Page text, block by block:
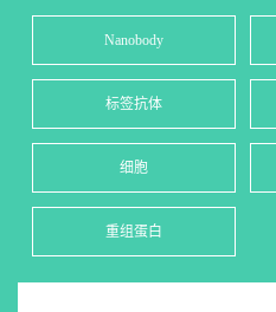
Nanobody
标签抗体
细胞
重组蛋白